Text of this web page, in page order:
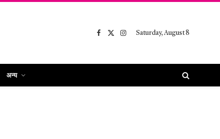
Facebook
X
Instagram
Saturday, August 8
अन्य